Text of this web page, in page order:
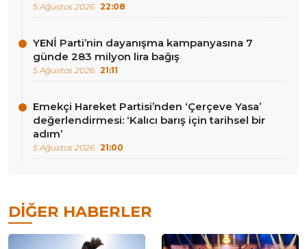
5 Ağustos 2026 22:08
YENİ Parti’nin dayanışma kampanyasına 7
günde 283 milyon lira bağış
5 Ağustos 2026 21:11
Emekçi Hareket Partisi’nden ‘Çerçeve Yasa’
değerlendirmesi: ‘Kalıcı barış için tarihsel bir
adım’
5 Ağustos 2026 21:00
DIĞER HABERLER